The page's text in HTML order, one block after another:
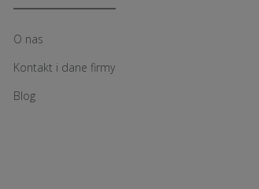
O nas
Kontakt i dane firmy
Blog